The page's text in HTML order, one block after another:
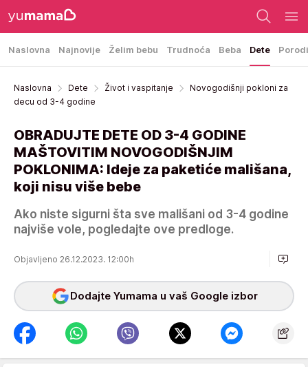
Naslovna Najnovije Želim bebu Trudnoća Beba Dete
Naslovna Dete Život i vaspitanje
Novogodišnji pokloni za
decu od 3-4 godine
OBRADUJTE DETE OD 3-4 GODINE
MAŠTOVITIM NOVOGODIŠNJIM
POKLONIMA: Ideje za paketiće mališana,
koji nisu više bebe
Ako niste sigurni šta sve mališani od 3-4 godine
najviše vole, pogledajte ove predloge.
Objavljeno 26.12.2023. 12:00h
Dodajte Yumama u vaš Google izbor